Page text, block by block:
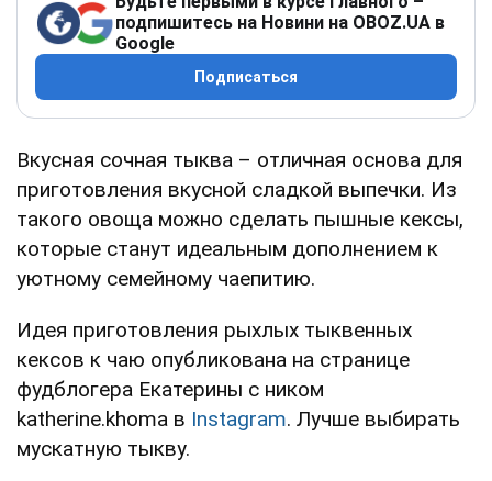
подпишитесь на Новини на OBOZ.UA в
Google
Подписаться
Вкусная сочная тыква – отличная основа для
приготовления вкусной сладкой выпечки. Из
такого овоща можно сделать пышные кексы,
которые станут идеальным дополнением к
уютному семейному чаепитию.
Идея приготовления рыхлых тыквенных
кексов к чаю опубликована на странице
фудблогера Екатерины с ником
katherine.khoma в Instagram. Лучше выбирать
мускатную тыкву.